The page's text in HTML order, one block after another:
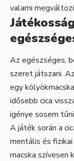
valami
Az egészséges,
szeret játszani.
egy
idősebb cica
igénye sosem
A játék során a
mentális és
macska szívesen